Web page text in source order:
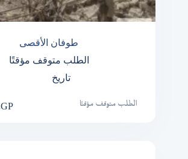
طوفان الأقصى
الطلب متوقف مؤقتًا
تاريخ
الطلب متوقف مؤقتًا